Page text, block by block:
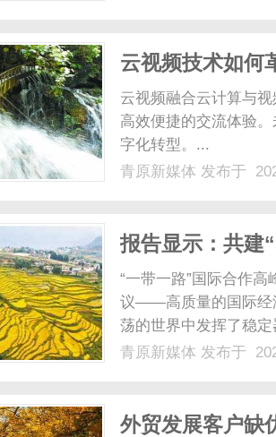
云视频技术如何
云视频融合云计算与
高效便捷的交流体验
字化转型。...
青原新媒体 发布于
报告显示：共建
用
“一带一路”国际合作
议——高质量的国际经
荡的世界中发挥了稳
便利化、数字经济和
青原新媒体 发布于
外贸发展客户缺